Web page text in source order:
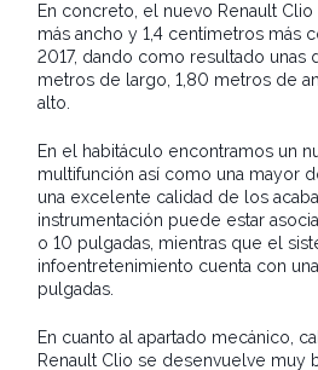
En concreto, el nuevo Renault
más ancho y 1,4 centímetros más
2017, dando como resultado unas
metros de largo, 1,80 metros de
alto.
En el habitáculo encontramos un
multifunción así como una mayor
una excelente calidad de los
instrumentación puede estar
o 10 pulgadas, mientras que el
infoentretenimiento cuenta con
pulgadas.
En cuanto al apartado mecánico,
Renault Clio se desenvuelve muy